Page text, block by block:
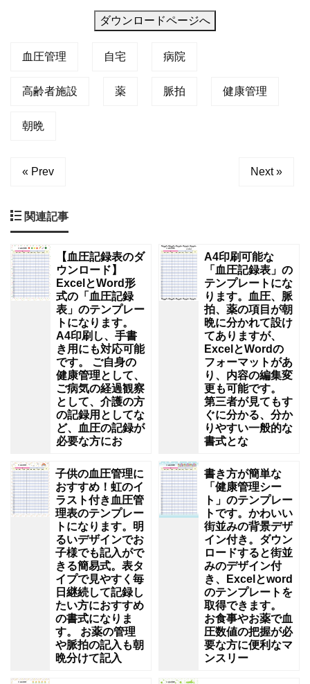
ダウンロードページへ
血圧管理 自宅 病院
高齢者施設 薬 脈拍 健康管理
朝晩
« Prev Next »
関連記事
【血圧記録表のダ
ウンロード】
ExcelとWord形
式の「血圧記録
表」のテンプレー
トになります。
A4印刷し、手書
き用にも対応可能
です。 ご自身の
健康管理として、
ご病気の経過観察
として、介護の方
の記録用としてな
ど、血圧の記録が
必要な方にお
A4印刷可能な
「血圧記録表」の
テンプレートにな
ります。血圧、脈
拍、薬の項目が朝
晩に分かれて設け
てありますが、
ExcelとWordの
フォーマットがあ
り、内容の編集変
更も可能です。
第三者が見てもす
ぐに分かる、分か
りやすい一般的な
書式とな
子供の血圧管理に
おすすめ！虹のイ
ラスト付き血圧管
理表のテンプレー
トになります。明
るいデザインでお
子様でも記入がで
きる簡易式。表タ
イプで見やすく毎
日継続して記録し
たい方におすすめ
の書式になりま
す。 お薬の管理
や脈拍の記入も朝
晩分けて記入
書き方が簡単な
「健康管理シー
ト」のテンプレー
トです。かわいい
街並みの背景デザ
イン付き。ダウン
ロードすると街並
みのデザイン付
き、Excelとword
のテンプレートを
取得できます。
お食事やお薬で血
圧数値の把握が必
要な方に便利なマ
ンスリー